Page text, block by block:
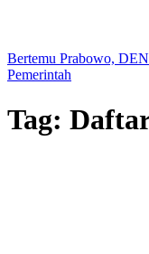
Bertemu Prabowo,
Pemerintah
Tag: